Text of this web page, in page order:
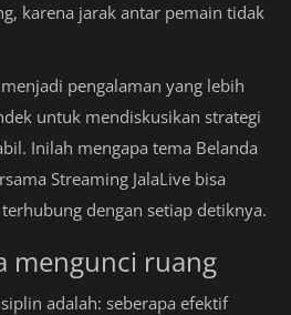
karena jarak antar pemain tidak
pengalaman yang lebih
untuk mendiskusikan strategi
Inilah mengapa tema Belanda
Streaming JalaLive bisa
dengan setiap detiknya.
mengunci ruang
adalah: seberapa efektif